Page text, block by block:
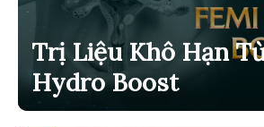
Trị Liệu Khô Hạn
Hydro Boost